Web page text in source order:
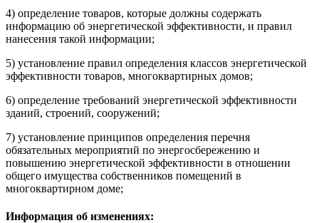
4) определение товаров, которые должны содержать
информацию об энергетической эффективности, и правил
нанесения такой информации;
5) установление правил определения классов энергетической
эффективности товаров, многоквартирных домов;
6) определение требований энергетической эффективности
зданий, строений, сооружений;
7) установление принципов определения перечня
обязательных мероприятий по энергосбережению и
повышению энергетической эффективности в отношении
общего имущества собственников помещений в
многоквартирном доме;
Информация об изменениях: